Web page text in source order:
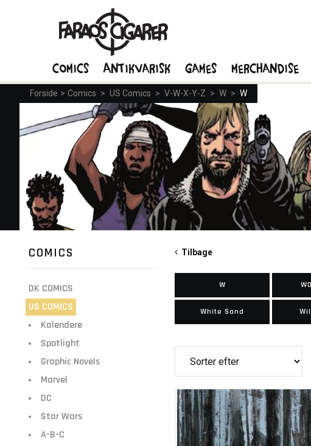
Forside > Comics > US Comics > V-W-X-Y-Z > W > W
COMICS
DK COMICS
US COMICS
Kalendere
Spotlight
Graphic Novels
Marvel
DC
Star Wars
A-B-C
Tilbage
W
White Sand
Comics Antikvarisk Games Merchandise